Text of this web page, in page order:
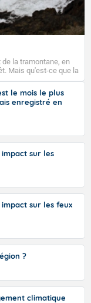
la tramontane, en
Mais qu'est-ce que la
La tramontane est un
ou ouest à nord-
de l’Aude et à
latin trasmontanus,
montagneuses
le mois le plus
enregistré en
sur les
sur les feux
?
climatique